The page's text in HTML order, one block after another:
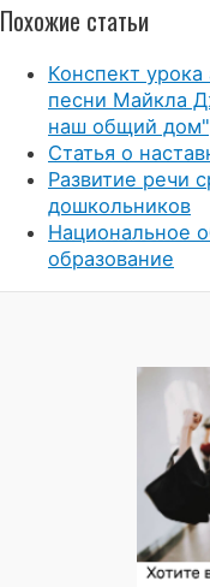
Похожие статьи
Конспект урока
песни Майкла
наш общий
Статья о
Развитие речи
дошкольников
Национальное
образование